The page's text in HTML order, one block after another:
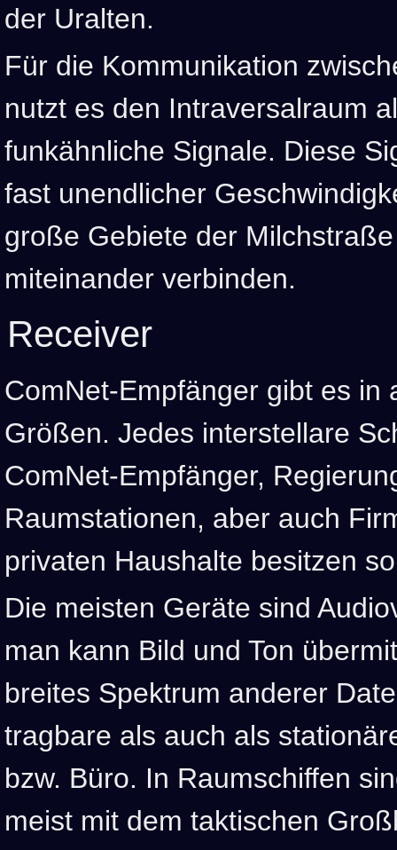
der Uralten.
Für die Kommunikation
nutzt es den Intraversalraum
funkähnliche Signale. Diese
fast unendlicher
große Gebiete der
miteinander verbinden.
Receiver
ComNet-Empfänger gibt es in
Größen. Jedes interstellare
ComNet-Empfänger,
Raumstationen, aber auch
privaten Haushalte besitzen
Die meisten Geräte sind
man kann Bild und Ton
breites Spektrum anderer
tragbare als auch als
bzw. Büro. In Raumschiffen
meist mit dem taktischen